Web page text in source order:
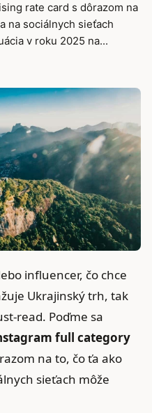
rate card s dôrazom na
na sociálnych sieťach
v roku 2025 na...
influencer, čo chce
Ukrajinský trh, tak
read. Poďme sa
full category
na to, čo ťa ako
sieťach môže